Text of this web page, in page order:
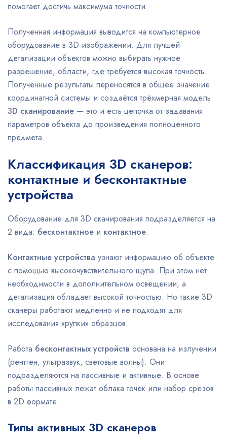
помогает достичь максимума точности.
Полученная информация выводится на компьютерное
оборудование в 3D изображении. Для лучшей
детализации объектов можно выбирать нужное
разрешение, области, где требуется высокая точность.
Полученные результаты переносятся в общее значение
координатной системы и создаётся трёхмерная модель.
3D сканирование — это и есть цепочка от задавания
параметров объекта до произведения полноценного
предмета.
Классификация 3D сканеров:
контактные и бесконтактные
устройства
Оборудование для 3D сканирования подразделяется на
2 вида: бесконтактное и контактное.
Контактные устройства узнают информацию об объекте
с помощью высокочувствительного щупа. При этом нет
необходимости в дополнительном освещении, а
детализация обладает высокой точностью. Но такие 3D
сканеры работают медленно и не подходят для
исследования хрупких образцов.
Работа бесконтактных устройств основана на излучении
(рентген, ультразвук, световые волны). Они
подразделяются на пассивные и активные. В основе
работы пассивных лежат облака точек или набор срезов
в 2D формате.
Типы активных 3D сканеров